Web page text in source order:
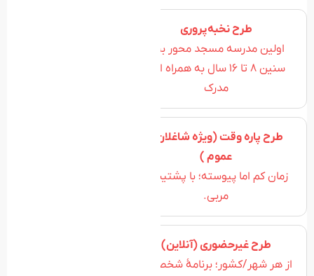
طرح نخبه‌پروری
اولین مدرسه مسجد محور برای
سنین 8 تا 16 سال به همراه اخذ
مدرک
طرح پاره وقت (ویژه شاغلان و
عموم )
زمان کم اما پیوسته؛ با پشتیبانی
مربی.
طرح غیرحضوری (آنلاین)
از هر شهر/کشور؛ برنامهٔ شخصی +